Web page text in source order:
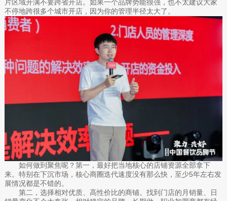
片区域开满不要跨省开店。如果一个品牌势能很强，也不太建议大家
不停地跨很多个城市开店，因为你的管理半径太大了。
如何做到聚焦呢？第一，最好把当地核心的店铺资源全部拿下
来。特别在下沉市场，核心商圈迭代速度没有那么快，至少5年左右发
展情况都是不错的。
第二，选择相对优质、高性价比的商铺。找到门店的月销量、日